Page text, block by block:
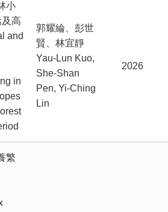
小
高
and
in
郭耀綸、彭世
賢、林宜靜
Yau-Lun Kuo,
She-Shan
Pen, Yi-Ching
Lin
2026
繁